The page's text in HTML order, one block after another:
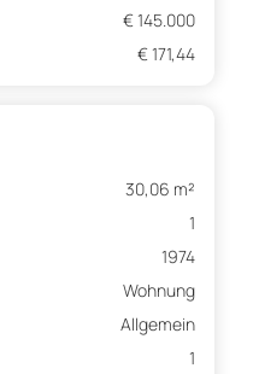
€ 145.000
€ 171,44
30,06 m²
1
1974
Wohnung
Allgemein
1